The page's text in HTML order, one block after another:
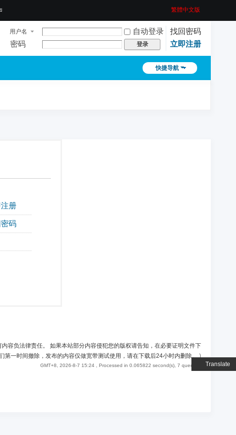
Translate
繁體中文版
用户名 自动登录
找回密码
密码
登录 立即注册
快捷导航
册
码
容负法律责任。 如果本站部分内容侵犯您的版权请告知，在必要证明文件下
第一时间撤除，发布的内容仅做宽带测试使用，请在下载后24小时内删除。)
GMT+8, 2026-8-7 15:24 , Processed in 0.065822 second(s), 7 queries .